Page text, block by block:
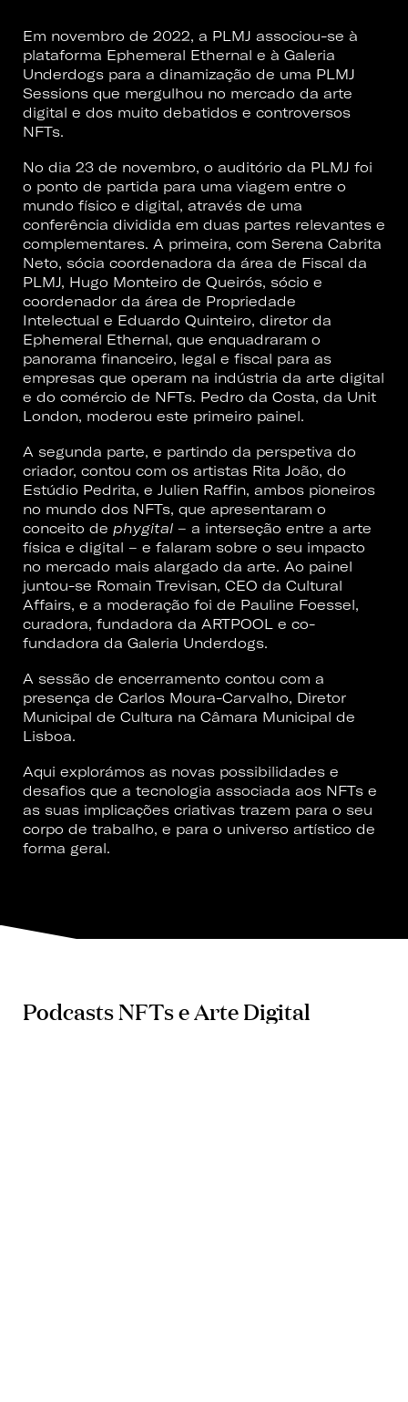
Em novembro de 2022, a PLMJ associou-se à
plataforma Ephemeral Ethernal e à Galeria
Underdogs para a dinamização de uma PLMJ
Sessions que mergulhou no mercado da arte
digital e dos muito debatidos e controversos
NFTs.
No dia 23 de novembro, o auditório da PLMJ foi
o ponto de partida para uma viagem entre o
mundo físico e digital, através de uma
conferência dividida em duas partes relevantes e
complementares. A primeira, com Serena Cabrita
Neto, sócia coordenadora da área de Fiscal da
PLMJ, Hugo Monteiro de Queirós, sócio e
coordenador da área de Propriedade
Intelectual e Eduardo Quinteiro, diretor da
Ephemeral Ethernal, que enquadraram o
panorama financeiro, legal e fiscal para as
empresas que operam na indústria da arte digital
e do comércio de NFTs. Pedro da Costa, da Unit
London, moderou este primeiro painel.
A segunda parte, e partindo da perspetiva do
criador, contou com os artistas Rita João, do
Estúdio Pedrita, e Julien Raffin, ambos pioneiros
no mundo dos NFTs, que apresentaram o
conceito de phygital – a interseção entre a arte
física e digital – e falaram sobre o seu impacto
no mercado mais alargado da arte. Ao painel
juntou-se Romain Trevisan, CEO da Cultural
Affairs, e a moderação foi de Pauline Foessel,
curadora, fundadora da ARTPOOL e co-
fundadora da Galeria Underdogs.
A sessão de encerramento contou com a
presença de Carlos Moura-Carvalho, Diretor
Municipal de Cultura na Câmara Municipal de
Lisboa.
Aqui explorámos as novas possibilidades e
desafios que a tecnologia associada aos NFTs e
as suas implicações criativas trazem para o seu
corpo de trabalho, e para o universo artístico de
forma geral.
Podcasts NFTs e Arte Digital